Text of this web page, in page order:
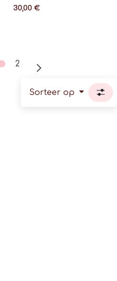
30,00€
2
Sorteer op